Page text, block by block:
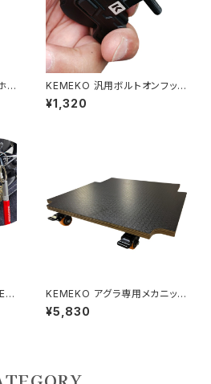
ル
KEMEKO 汎用ボルトオンフック
6/8/10ｍｍ対応で簡単取り付
け
¥1,320
KEMEKO アグラ専用メカニック
ドーリー単品 BLACK
¥5,830